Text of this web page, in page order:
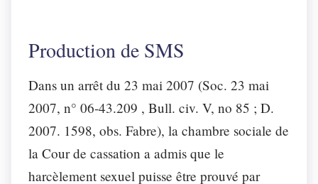
Production de SMS
Dans un arrêt du 23 mai 2007 (Soc. 23 mai
2007, n° 06-43.209 , Bull. civ. V, no 85 ; D.
2007. 1598, obs. Fabre), la chambre sociale de
la Cour de cassation a admis que le
harcèlement sexuel puisse être prouvé par